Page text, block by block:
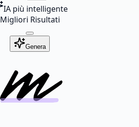
IA più intelligente
Migliori Risultati
Genera